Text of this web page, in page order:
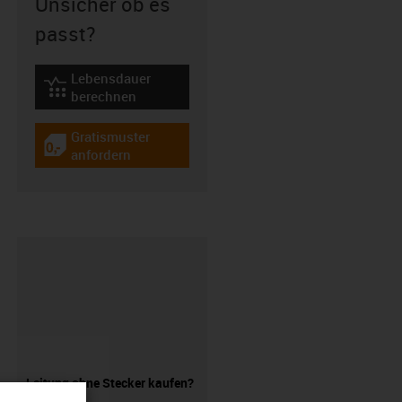
passt?
igus-icon-lebensdauerrechner
Lebensdauer
berechnen
igus-icon-gratismuster
Gratismuster
anfordern
Leitung ohne Stecker kaufen?